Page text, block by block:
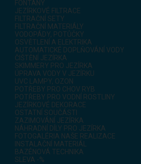
FONTÁNY
JEZÍRKOVÉ FILTRACE
FILTRAČNÍ SETY
FILTRAČNÍ MATERIÁLY
VODOPÁDY, POTŮČKY
OSVĚTLENÍ A ELEKTRIKA
AUTOMATICKÉ DOPLŇOVÁNÍ VODY
ČIŠTĚNÍ JEZÍRKA
SKIMMERY PRO JEZÍRKA
ÚPRAVA VODY V JEZÍRKU
UVC LAMPY, OZON
POTŘEBY PRO CHOV RYB
POTŘEBY PRO VODNÍ ROSTLINY
JEZÍRKOVÉ DEKORACE
OSTATNÍ SOUČÁSTI
ZAZIMOVÁNÍ JEZÍRKA
NÁHRADNÍ DÍLY PRO JEZÍRKA
FOTOGALÉRIA NAŠE REALIZACE
INSTALAČNÍ MATERIÁL
BAZÉNOVÁ TECHNIKA
SLEVA -%